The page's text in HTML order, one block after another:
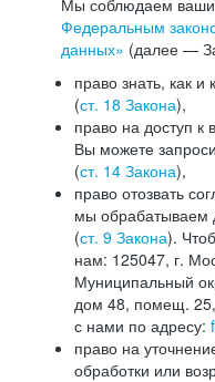
Мы соблюдаем
Федеральным
данных» (далее —
право знать, как
(ст. 18 Закона),
право на доступ
Вы можете
(ст. 14 Закона),
право отозвать
мы обрабатываем
(ст. 9 Закона).
нам: 125047, г.
Муниципальный
дом 48, помещ.
с нами по адресу:
право на
обработки или